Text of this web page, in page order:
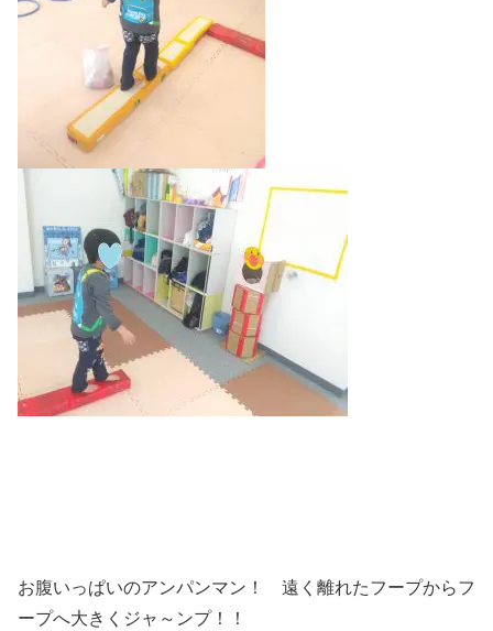
お腹いっぱいのアンパンマン！ 遠く離れたフープからフ
ープへ大きくジャ～ンプ！！